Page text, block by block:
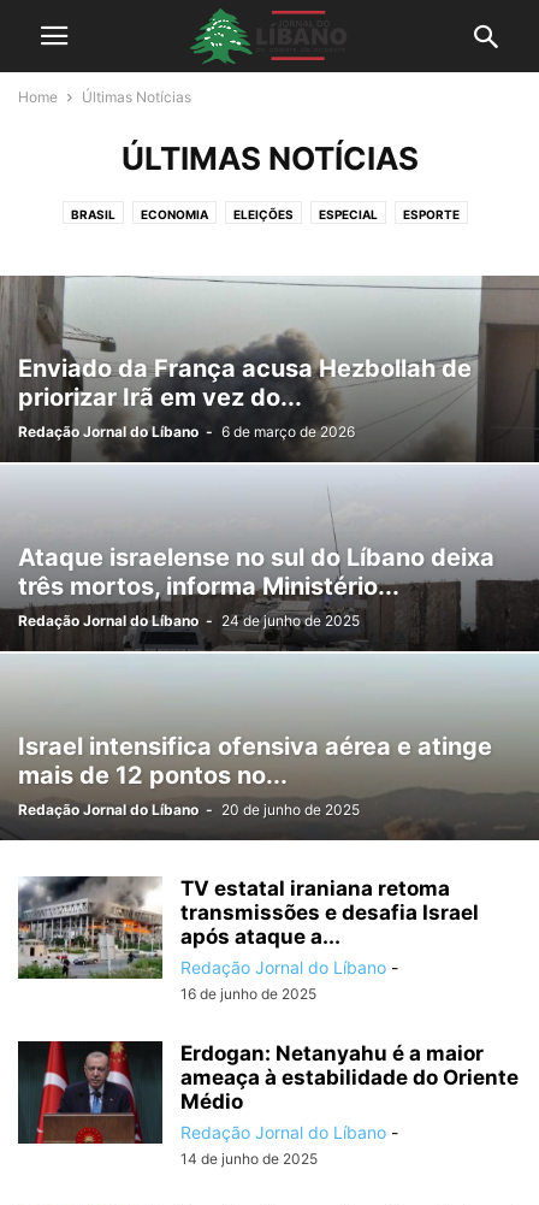
Home Últimas Notícias
ÚLTIMAS NOTÍCIAS
BRASIL ECONOMIA ELEIÇÕES ESPECIAL ESPORTE
Enviado da França acusa Hezbollah de
priorizar Irã em vez do...
Redação Jornal do Líbano - 6 de março de 2026
Ataque israelense no sul do Líbano deixa
três mortos, informa Ministério...
Redação Jornal do Líbano - 24 de junho de 2025
Israel intensifica ofensiva aérea e atinge
mais de 12 pontos no...
Redação Jornal do Líbano - 20 de junho de 2025
TV estatal iraniana retoma
transmissões e desafia Israel
após ataque a...
Redação Jornal do Líbano -
16 de junho de 2025
Erdogan: Netanyahu é a maior
ameaça à estabilidade do Oriente
Médio
Redação Jornal do Líbano -
14 de junho de 2025